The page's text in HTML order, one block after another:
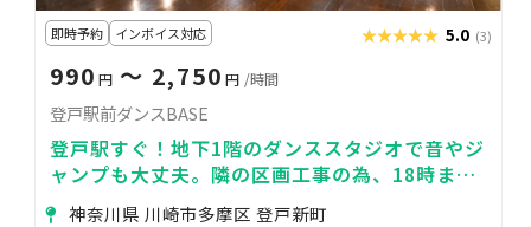
即時予約 インボイス対応 ★★★★★
★★★★★ 5.0 (3)
990 円〜 2,750 円 /時間
登戸駅前ダンスBASE
登戸駅すぐ！地下1階のダンススタジオで音やジ
ャンプも大丈夫。隣の区画工事の為、18時まで
は特別価格実施中🙆
神奈川県 川崎市多摩区 登戸新町